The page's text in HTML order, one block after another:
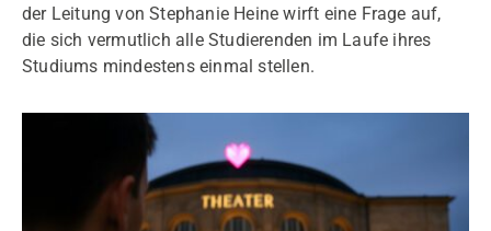
der Leitung von Stephanie Heine wirft eine Frage auf,
die sich vermutlich alle Studierenden im Laufe ihres
Studiums mindestens einmal stellen.